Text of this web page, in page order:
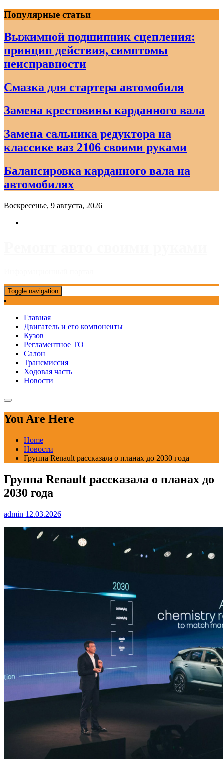
Skip
to
content
Популярные статьи
Выжимной подшипник сцепления:
принцип действия, симптомы
неисправности
Смазка для стартера автомобиля
Замена крестовины карданного вала
Замена сальника редуктора на
классике ваз 2106 своими руками
Балансировка карданного вала на
автомобилях
Воскресенье, 9 августа, 2026
Toggle navigation
Главная
Двигатель и его компоненты
Кузов
Регламентное ТО
Салон
Трансмиссия
Ходовая часть
Новости
You Are Here
Home
Новости
Группа Renault рассказала о планах до 2030 года
Группа Renault рассказала о планах до
2030 года
admin 12.03.2026